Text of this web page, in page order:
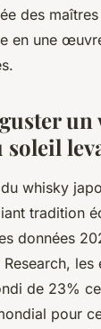
des
en une
soleil
whisky
tradition
données
de 23%
pour